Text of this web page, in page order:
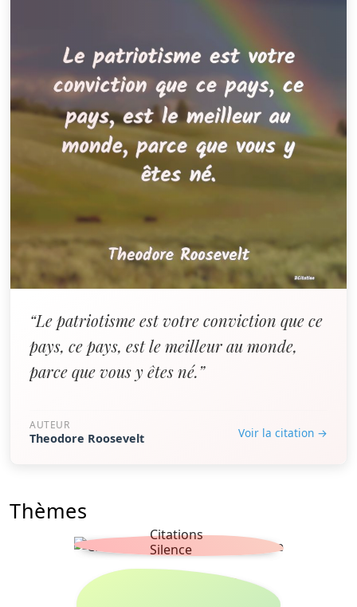
“Le patriotisme est votre conviction que ce
pays, ce pays, est le meilleur au monde,
parce que vous y êtes né.”
AUTEUR
Theodore Roosevelt Voir la citation →
Thèmes
Citations
Silence